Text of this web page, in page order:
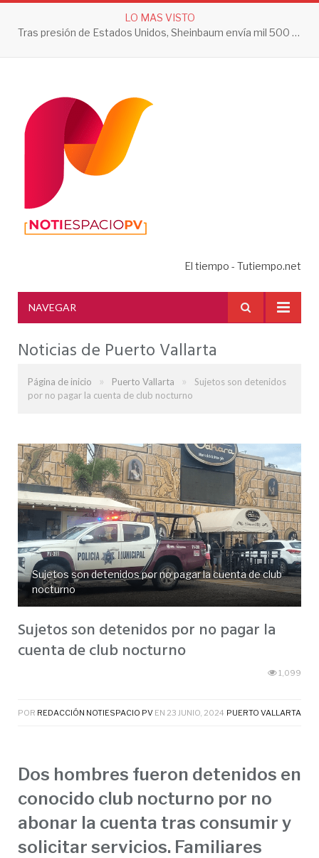
LO MAS VISTO
Tras presión de Estados Unidos, Sheinbaum envía mil 500 soldados a Michoacán
El tiempo - Tutiempo.net
NAVEGAR
Noticias de Puerto Vallarta
Página de inicio » Puerto Vallarta »
Sujetos son detenidos
por no pagar la cuenta de club nocturno
Sujetos son detenidos por no pagar la cuenta de club
nocturno
Sujetos son detenidos por no pagar la
cuenta de club nocturno
1,099
POR REDACCIÓN NOTIESPACIO PV EN 23 JUNIO, 2024 PUERTO VALLARTA
Dos hombres fueron detenidos en
conocido club nocturno por no
abonar la cuenta tras consumir y
solicitar servicios. Familiares